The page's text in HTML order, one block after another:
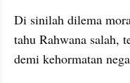
Di sinilah dilema
tahu Rahwana salah,
demi kehormatan